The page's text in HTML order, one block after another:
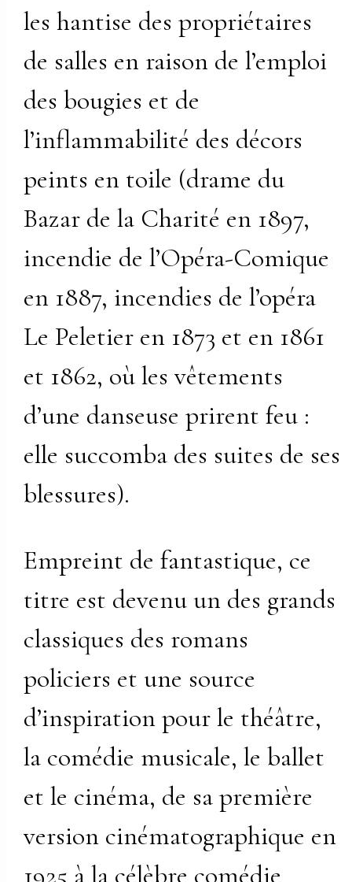
les hantise des propriétaires
de salles en raison de l’emploi
des bougies et de
l’inflammabilité des décors
peints en toile (drame du
Bazar de la Charité en 1897,
incendie de l’Opéra-Comique
en 1887, incendies de l’opéra
Le Peletier en 1873 et en 1861
et 1862, où les vêtements
d’une danseuse prirent feu :
elle succomba des suites de ses
blessures).
Empreint de fantastique, ce
titre est devenu un des grands
classiques des romans
policiers et une source
d’inspiration pour le théâtre,
la comédie musicale, le ballet
et le cinéma, de sa première
version cinématographique en
1925 à la célèbre comédie